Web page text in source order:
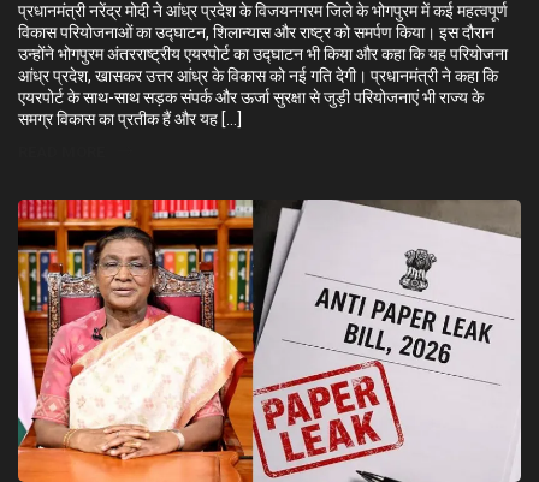
प्रधानमंत्री नरेंद्र मोदी ने आंध्र प्रदेश के विजयनगरम जिले के भोगपुरम में कई महत्वपूर्ण
विकास परियोजनाओं का उद्घाटन, शिलान्यास और राष्ट्र को समर्पण किया। इस दौरान
उन्होंने भोगपुरम अंतरराष्ट्रीय एयरपोर्ट का उद्घाटन भी किया और कहा कि यह परियोजना
आंध्र प्रदेश, खासकर उत्तर आंध्र के विकास को नई गति देगी। प्रधानमंत्री ने कहा कि
एयरपोर्ट के साथ-साथ सड़क संपर्क और ऊर्जा सुरक्षा से जुड़ी परियोजनाएं भी राज्य के
समग्र विकास का प्रतीक हैं और यह […]